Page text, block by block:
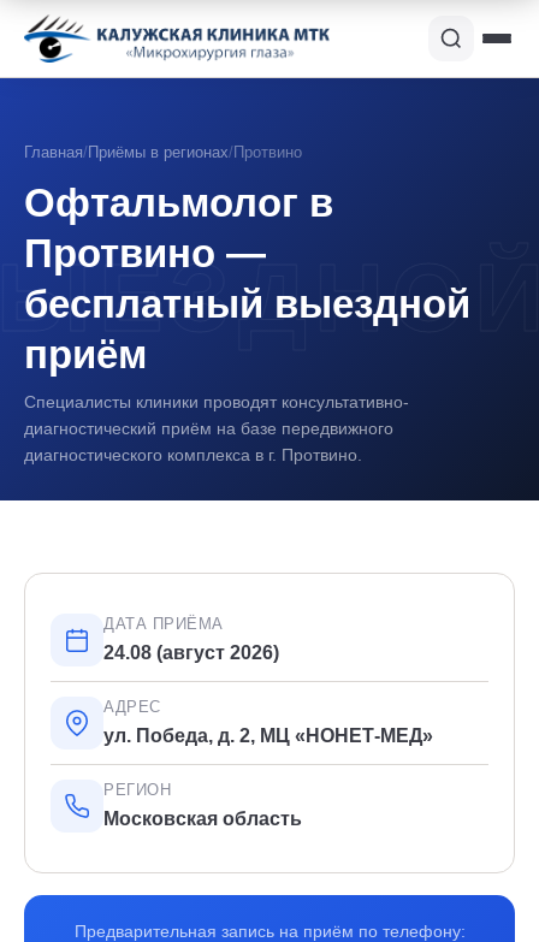
Главная/Приёмы в регионах/Протвино
Офтальмолог в
Протвино —
бесплатный выездной
приём
Специалисты клиники проводят консультативно-
диагностический приём на базе передвижного
диагностического комплекса в г. Протвино.
ДАТА ПРИЁМА
24.08 (август 2026)
АДРЕС
ул. Победа, д. 2, МЦ «НОНЕТ-МЕД»
РЕГИОН
Московская область
Предварительная запись на приём по телефону: